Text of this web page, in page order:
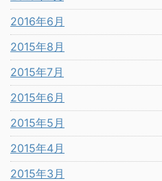
2016年6月
2015年8月
2015年7月
2015年6月
2015年5月
2015年4月
2015年3月